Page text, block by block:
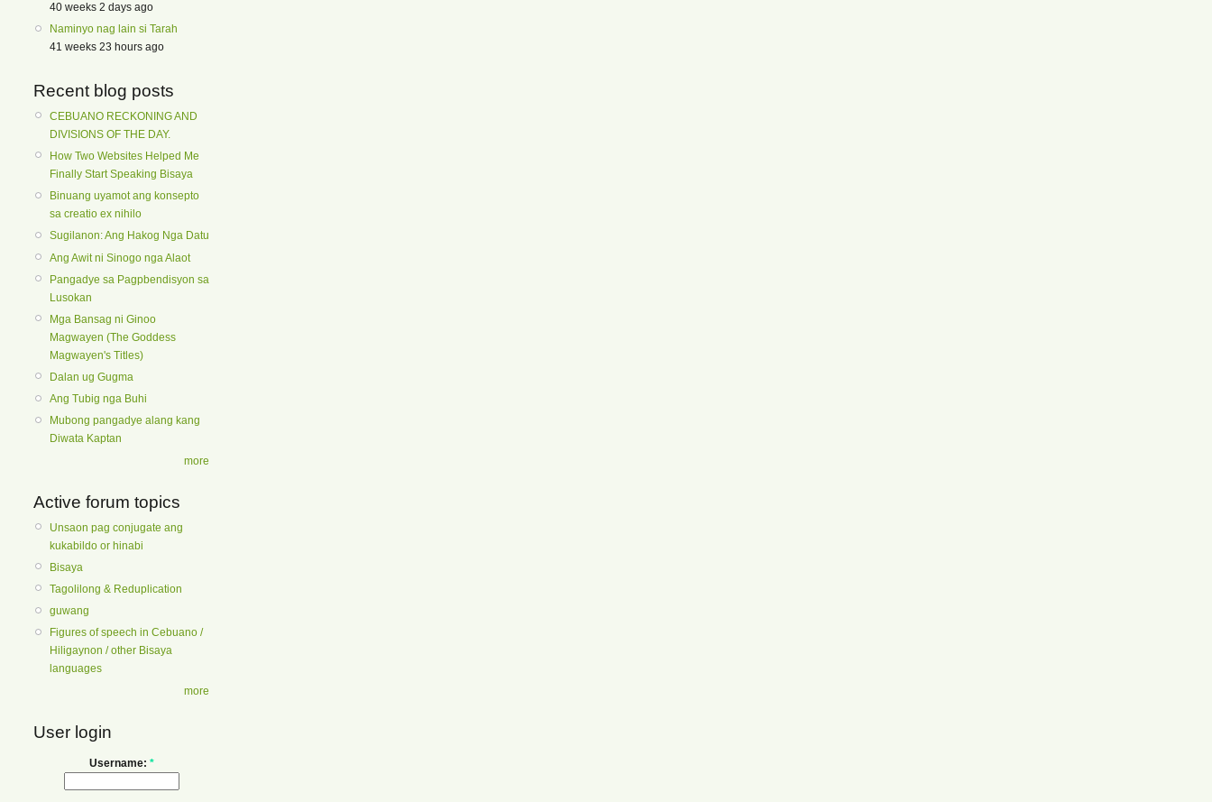
40 weeks 2 days ago
Naminyo nag lain si Tarah
41 weeks 23 hours ago
Recent blog posts
CEBUANO RECKONING AND
DIVISIONS OF THE DAY.
How Two Websites Helped Me
Finally Start Speaking Bisaya
Binuang uyamot ang konsepto
sa creatio ex nihilo
Sugilanon: Ang Hakog Nga Datu
Ang Awit ni Sinogo nga Alaot
Pangadye sa Pagpbendisyon sa
Lusokan
Mga Bansag ni Ginoo
Magwayen (The Goddess
Magwayen's Titles)
Dalan ug Gugma
Ang Tubig nga Buhi
Mubong pangadye alang kang
Diwata Kaptan
more
Active forum topics
Unsaon pag conjugate ang
kukabildo or hinabi
Bisaya
Tagolilong & Reduplication
guwang
Figures of speech in Cebuano /
Hiligaynon / other Bisaya
languages
more
User login
Username: *